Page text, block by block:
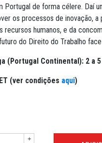
Portugal de forma célere. Daí
os processos de inovação, a
recursos humanos, e da
do Direito do Trabalho
(Portugal Continental): 2 a
(ver condições aqui)
+